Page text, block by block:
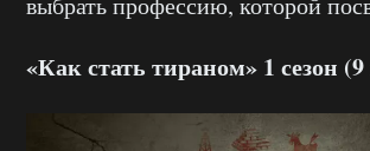
«Как стать тираном» 1 сезон